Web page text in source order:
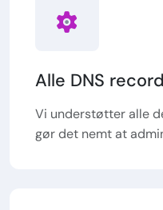
Alle DNS
Vi understøtter alle
gør det nemt at